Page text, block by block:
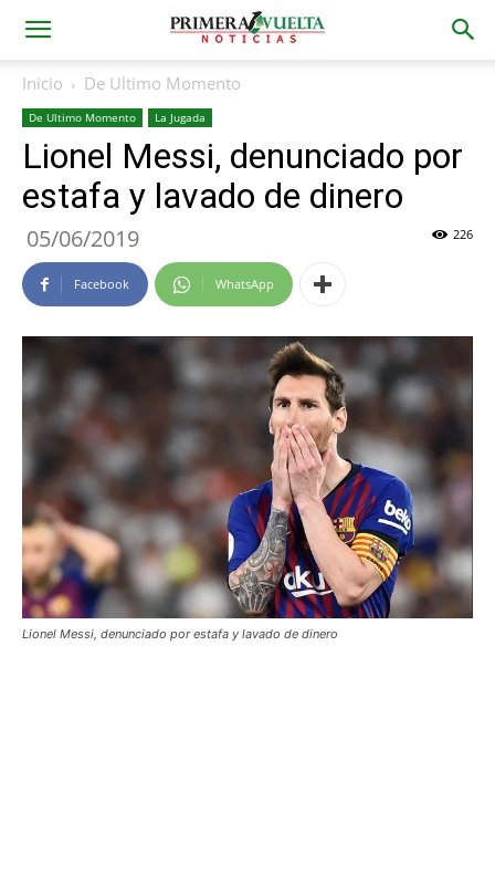
Inicio De Ultimo Momento
De Ultimo Momento La Jugada
Lionel Messi, denunciado por
estafa y lavado de dinero
05/06/2019 226
Facebook WhatsApp
Lionel Messi, denunciado por estafa y lavado de dinero